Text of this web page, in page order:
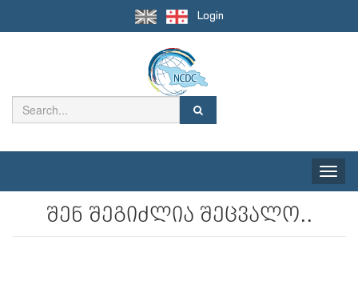
Login
Toggle
შენ შეგიძლია შეცვალო..